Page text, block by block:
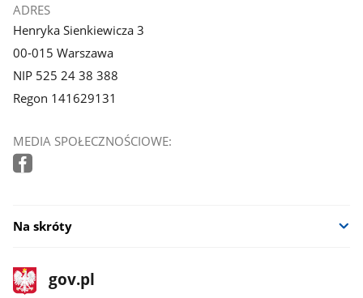
ADRES
Henryka Sienkiewicza 3
00-015 Warszawa
NIP 525 24 38 388
Regon 141629131
MEDIA SPOŁECZNOŚCIOWE:
Na skróty
stopka
gov.pl
Strona
gov.pl